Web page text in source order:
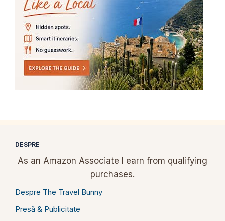
DESPRE
As an Amazon Associate I earn from qualifying
purchases.
Despre The Travel Bunny
Presă & Publicitate